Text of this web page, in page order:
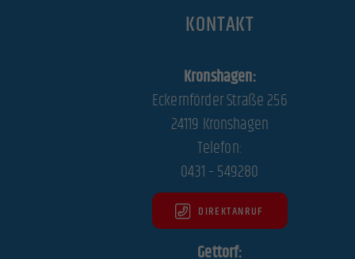
KONTAKT
Kronshagen:
Eckernförder Straße 256
24119 Kronshagen
Telefon:
0431 – 549280
DIREKTANRUF
Gettorf:
Ihre
Wir
und
Hier